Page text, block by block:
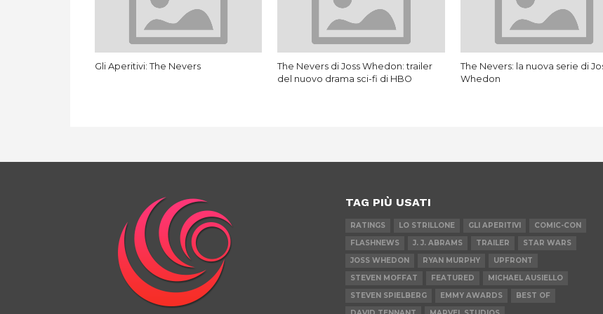
Gli Aperitivi: The Nevers
The Nevers di Joss Whedon: trailer
del nuovo drama sci-fi di HBO
The Nevers: la nuova serie di
Whedon
TAG PIÙ USATI
RATINGS LO STRILLONE GLI APERITIVI
COMIC-CON
FLASHNEWS
J. J. ABRAMS TRAILER
STAR WARS
JOSS WHEDON
RYAN MURPHY
UPFRONT
STEVEN MOFFAT
FEATURED
MICHAEL AUSIELLO
STEVEN SPIELBERG
EMMY AWARDS
BEST OF